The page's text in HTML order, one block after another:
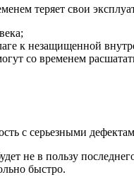
теряет свои
к незащищенной
со временем
с серьезными
не в пользу
быстро.